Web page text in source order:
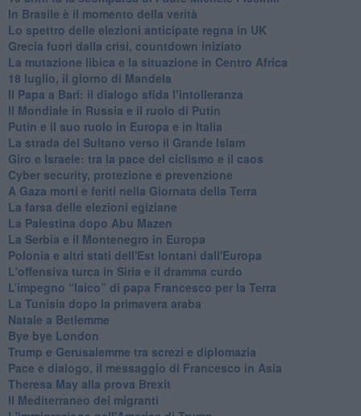
In Brasile è il momento della verità
Lo spettro delle elezioni anticipate regna in UK
Grecia fuori dalla crisi, countdown iniziato
La mutazione libica e la situazione in Centro Africa
18 luglio, il giorno di Mandela
Il Papa a Bari: il dialogo sfida l’intolleranza
Il Mondiale in Russia e il ruolo di Putin
Putin e il suo ruolo in Europa e in Italia
La strada del Sultano verso il Grande Islam
Giro e Israele: tra la pace del ciclismo e il caos
Cyber security, protezione e prevenzione
A Gaza morti e feriti nella Giornata della Terra
La farsa delle elezioni egiziane
La Palestina dopo Abu Mazen
La Serbia e il Montenegro in Europa
Polonia e altri stati dell'Est lontani dall'Europa
L'offensiva turca in Siria e il dramma curdo
L’impegno “laico” di papa Francesco per la Terra
La Tunisia dopo la primavera araba
Natale a Betlemme
Bye bye London
Trump e Gerusalemme tra screzi e diplomazia
Pace e dialogo, il messaggio di Francesco in Asia
Theresa May alla prova Brexit
Il Mediterraneo dei migranti